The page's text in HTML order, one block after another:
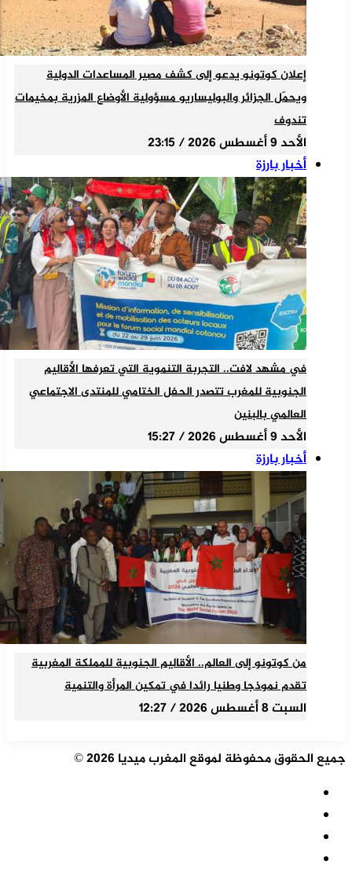
إعلان كوتونو يدعو إلى كشف مصير المساعدات الدولية
ويحمّل الجزائر والبوليساريو مسؤولية الأوضاع المزرية بمخيمات
تندوف
الأحد 9 أغسطس 2026 / 23:15
أخبار بارزة
في مشهد لافت.. التجربة التنموية التي تعرفها الأقاليم
الجنوبية للمغرب تتصدر الحفل الختامي للمنتدى الاجتماعي
العالمي بالبنين
الأحد 9 أغسطس 2026 / 15:27
أخبار بارزة
من كوتونو إلى العالم.. الأقاليم الجنوبية للمملكة المغربية
تقدم نموذجا وطنيا رائدا في تمكين المرأة والتنمية
السبت 8 أغسطس 2026 / 12:27
جميع الحقوق محفوظة لموقع المغرب ميديا 2026 ©